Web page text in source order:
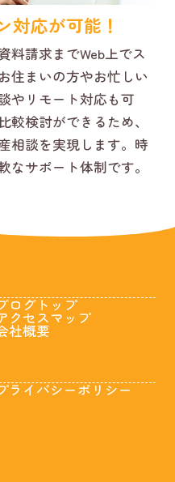
対応が可能！
料請求までWeb上でス
住まいの方やお忙しい
やリモート対応も可
検討ができるため、
相談を実現します。時
なサポート体制です。
ログトップ
クセスマップ
社概要
ライバシーポリシー